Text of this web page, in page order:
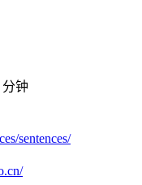
钟
sentences/